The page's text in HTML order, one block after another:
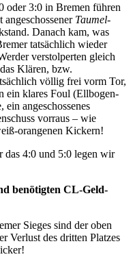
oder 3:0 in Bremen führen
Taumel-
Danach kam, was
tatsächlich wieder
verstolperten gleich
Klären, bzw.
völlig frei vorm Tor,
ein klares Foul (Ellbogen-
angeschossenes
vorraus – wie
orangenen Kickern!
das 4:0 und 5:0 legen wir
benötigten CL-Geld-
Sieges sind der oben
Verlust des dritten Platzes